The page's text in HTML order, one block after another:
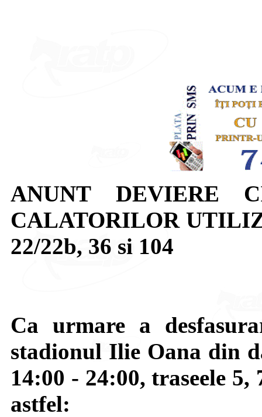
ANUNT DEVIERE
CALATORILOR
22/22b, 36 si 104
Ca urmare a
stadionul Ilie Oana din
14:00 - 24:00, traseele
astfel: